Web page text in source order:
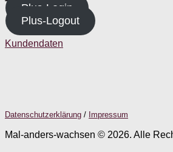
Plus-Login
Plus-Logout
Kundendaten
Datenschutzerklärung / Impressum
Mal-anders-wachsen © 2026. Alle